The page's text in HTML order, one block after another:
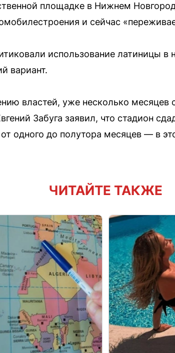
площадке в Нижнем
и сейчас
использование латиницы в
вариант.
властей, уже несколько месяцев
Забуга заявил, что стадион
одного до полутора месяцев — в
ЧИТАЙТЕ ТАКЖЕ